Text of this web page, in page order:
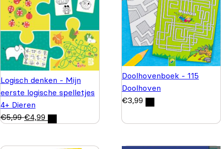
Logisch denken - Mijn
eerste logische spelletjes
4+ Dieren
€5,99 €4,99
Doolhovenboek - 115
Doolhoven
€3,99